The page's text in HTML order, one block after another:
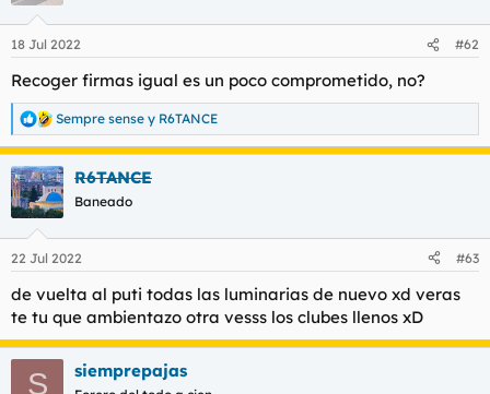
e
:
18 Jul 2022 #62
Recoger firmas igual es un poco comprometido, no?
R
e
a
c
c
i
e
:
Sempre sense y R6TANCE
R6TANCE
Baneado
22 Jul 2022 #63
de vuelta al puti todas las luminarias de nuevo xd veras
te tu que ambientazo otra vesss los clubes llenos xD
S siemprepajas